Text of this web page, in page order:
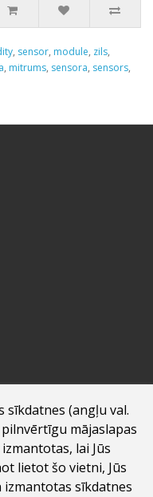
, sensor, module, zils,
, mitrums, sensora, sensors,
sīkdatnes (angļu val.
mājaslapas
lai Jūs
lietot šo vietni, Jūs
sīkdatnes